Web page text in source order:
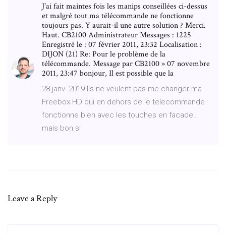
J'ai fait maintes fois les manips conseillées ci-dessus
et malgré tout ma télécommande ne fonctionne
toujours pas. Y aurait-il une autre solution ? Merci.
Haut. CB2100 Administrateur Messages : 1225
Enregistré le : 07 février 2011, 23:32 Localisation :
DIJON (21) Re: Pour le problème de la
télécommande. Message par CB2100 » 07 novembre
2011, 23:47 bonjour, Il est possible que la
28 janv. 2019 Ils ne veulent pas me changer ma
Freebox HD qui en dehors de le telecommande
fonctionne bien avec les touches en facade…
mais bon si
Leave a Reply